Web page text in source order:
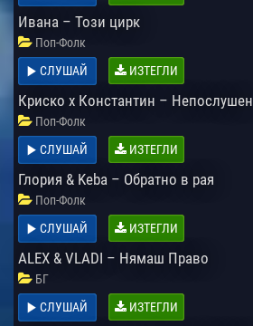
Ивана – Този цирк
Поп-Фолк
СЛУШАЙ
ИЗТЕГЛИ
Криско x Константин – Непослушен
Поп-Фолк
СЛУШАЙ
ИЗТЕГЛИ
Глория & Keba – Обратно в рая
Поп-Фолк
СЛУШАЙ
ИЗТЕГЛИ
ALEX & VLADI – Нямаш Право
БГ
СЛУШАЙ
ИЗТЕГЛИ